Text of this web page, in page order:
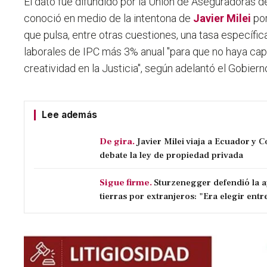
conoció en medio de la intentona de Javier Milei
que pulsa, entre otras cuestiones, una tasa
laborales de IPC más 3% anual "para que no haya
creatividad en la Justicia", según adelantó el
Lee además
De gira.Javier Milei viaja a Ecuador y
debate la ley de propiedad privada
Sigue firme. Sturzenegger defendió la
tierras por extranjeros: "Era elegir